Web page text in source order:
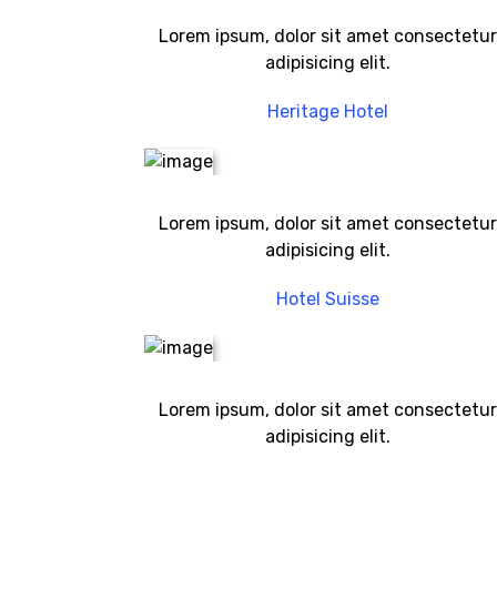
Lorem ipsum, dolor sit amet consectetur
adipisicing elit.
Heritage Hotel
Lorem ipsum, dolor sit amet consectetur
adipisicing elit.
Hotel Suisse
Lorem ipsum, dolor sit amet consectetur
adipisicing elit.